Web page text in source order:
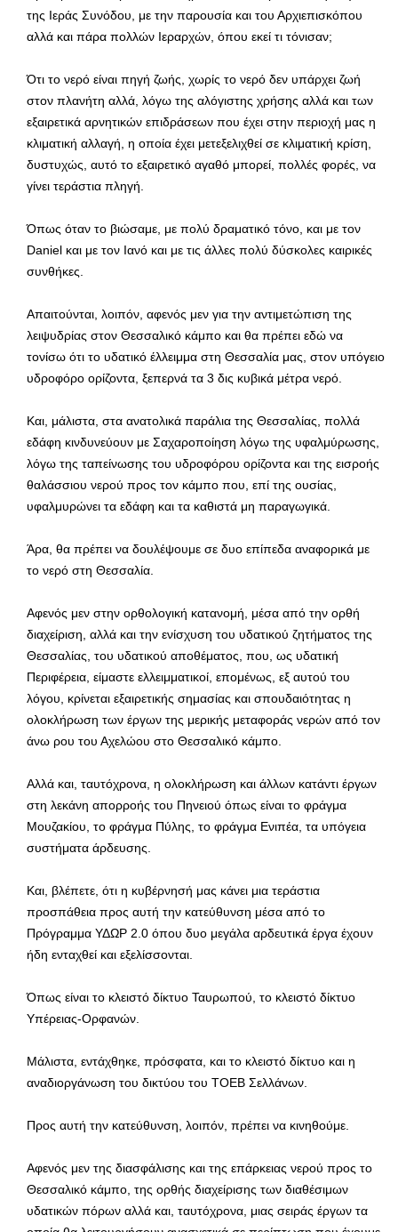
της Ιεράς Συνόδου, με την παρουσία και του Αρχιεπισκόπου
αλλά και πάρα πολλών Ιεραρχών, όπου εκεί τι τόνισαν;
Ότι το νερό είναι πηγή ζωής, χωρίς το νερό δεν υπάρχει ζωή
στον πλανήτη αλλά, λόγω της αλόγιστης χρήσης αλλά και των
εξαιρετικά αρνητικών επιδράσεων που έχει στην περιοχή μας η
κλιματική αλλαγή, η οποία έχει μετεξελιχθεί σε κλιματική κρίση,
δυστυχώς, αυτό το εξαιρετικό αγαθό μπορεί, πολλές φορές, να
γίνει τεράστια πληγή.
Όπως όταν το βιώσαμε, με πολύ δραματικό τόνο, και με τον
Daniel και με τον Ιανό και με τις άλλες πολύ δύσκολες καιρικές
συνθήκες.
Απαιτούνται, λοιπόν, αφενός μεν για την αντιμετώπιση της
λειψυδρίας στον Θεσσαλικό κάμπο και θα πρέπει εδώ να
τονίσω ότι το υδατικό έλλειμμα στη Θεσσαλία μας, στον υπόγειο
υδροφόρο ορίζοντα, ξεπερνά τα 3 δις κυβικά μέτρα νερό.
Και, μάλιστα, στα ανατολικά παράλια της Θεσσαλίας, πολλά
εδάφη κινδυνεύουν με Σαχαροποίηση λόγω της υφαλμύρωσης,
λόγω της ταπείνωσης του υδροφόρου ορίζοντα και της εισροής
θαλάσσιου νερού προς τον κάμπο που, επί της ουσίας,
υφαλμυρώνει τα εδάφη και τα καθιστά μη παραγωγικά.
Άρα, θα πρέπει να δουλέψουμε σε δυο επίπεδα αναφορικά με
το νερό στη Θεσσαλία.
Αφενός μεν στην ορθολογική κατανομή, μέσα από την ορθή
διαχείριση, αλλά και την ενίσχυση του υδατικού ζητήματος της
Θεσσαλίας, του υδατικού αποθέματος, που, ως υδατική
Περιφέρεια, είμαστε ελλειμματικοί, επομένως, εξ αυτού του
λόγου, κρίνεται εξαιρετικής σημασίας και σπουδαιότητας η
ολοκλήρωση των έργων της μερικής μεταφοράς νερών από τον
άνω ρου του Αχελώου στο Θεσσαλικό κάμπο.
Αλλά και, ταυτόχρονα, η ολοκλήρωση και άλλων κατάντι έργων
στη λεκάνη απορροής του Πηνειού όπως είναι το φράγμα
Μουζακίου, το φράγμα Πύλης, το φράγμα Ενιπέα, τα υπόγεια
συστήματα άρδευσης.
Και, βλέπετε, ότι η κυβέρνησή μας κάνει μια τεράστια
προσπάθεια προς αυτή την κατεύθυνση μέσα από το
Πρόγραμμα ΥΔΩΡ 2.0 όπου δυο μεγάλα αρδευτικά έργα έχουν
ήδη ενταχθεί και εξελίσσονται.
Όπως είναι το κλειστό δίκτυο Ταυρωπού, το κλειστό δίκτυο
Υπέρειας-Ορφανών.
Μάλιστα, εντάχθηκε, πρόσφατα, και το κλειστό δίκτυο και η
αναδιοργάνωση του δικτύου του ΤΟΕΒ Σελλάνων.
Προς αυτή την κατεύθυνση, λοιπόν, πρέπει να κινηθούμε.
Αφενός μεν της διασφάλισης και της επάρκειας νερού προς το
Θεσσαλικό κάμπο, της ορθής διαχείρισης των διαθέσιμων
υδατικών πόρων αλλά και, ταυτόχρονα, μιας σειράς έργων τα